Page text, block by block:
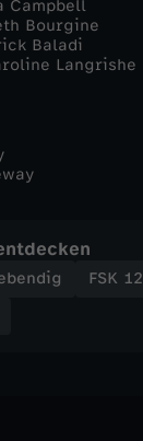
Campbell
Bourgine
Baladi
Langrishe
FSK 12